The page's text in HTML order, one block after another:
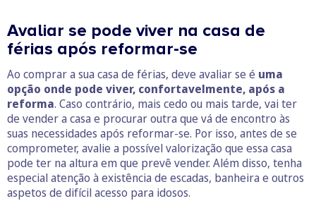
Avaliar se pode viver na casa de
férias após reformar-se
Ao comprar a sua casa de férias, deve avaliar se é uma
opção onde pode viver, confortavelmente, após a
reforma. Caso contrário, mais cedo ou mais tarde, vai ter
de vender a casa e procurar outra que vá de encontro às
suas necessidades após reformar-se. Por isso, antes de se
comprometer, avalie a possível valorização que essa casa
pode ter na altura em que prevê vender. Além disso, tenha
especial atenção à existência de escadas, banheira e outros
aspetos de difícil acesso para idosos.